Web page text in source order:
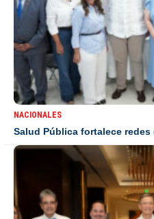
NACIONALES
Salud Pública fortalece